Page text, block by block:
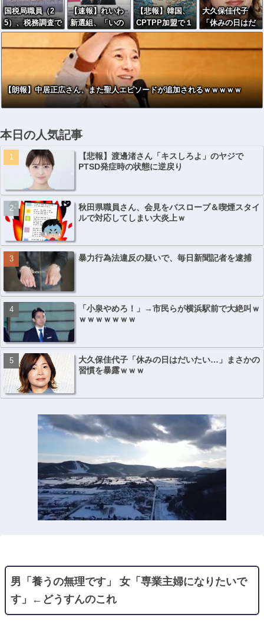
国税局職員（2
5）、税務調査で
知り合った納税
者の自宅に出入
5000万円頂戴す
るwww
【速報】れいわ
新選組、「いの
ちの党」に党名
変更
【悲報】韓国、
CPTPP加盟で１
兆円効果試算
も”福島問題”が
立ちはだかる
大久保佳代子
「休みの日はだ
いたい…」まさ
かの習慣を暴露
【朗報】中居正広さん、また聖人エピソードが追加されるｗｗｗｗｗ
本日の人気記事
【悲報】渡邊渚さん「キスしろよ」のヤジで
PTSD発症時の状態に逆戻り
秋田県職員さん、会見をバスローブ＆喫煙スタイ
ルで対応してしまい大炎上ｗ
暴力行為法違反の疑いで、毎日新聞記者を逮捕
「小泉やめろ！」→市民らが横浜駅前で大絶叫ｗ
ｗｗｗｗｗｗｗ
大久保佳代子「休みの日はだいたい…」まさかの
習慣を暴露ｗｗｗ
男「養うの無理です」 女「専業主婦になりたいで
す」←どうすんのこれ